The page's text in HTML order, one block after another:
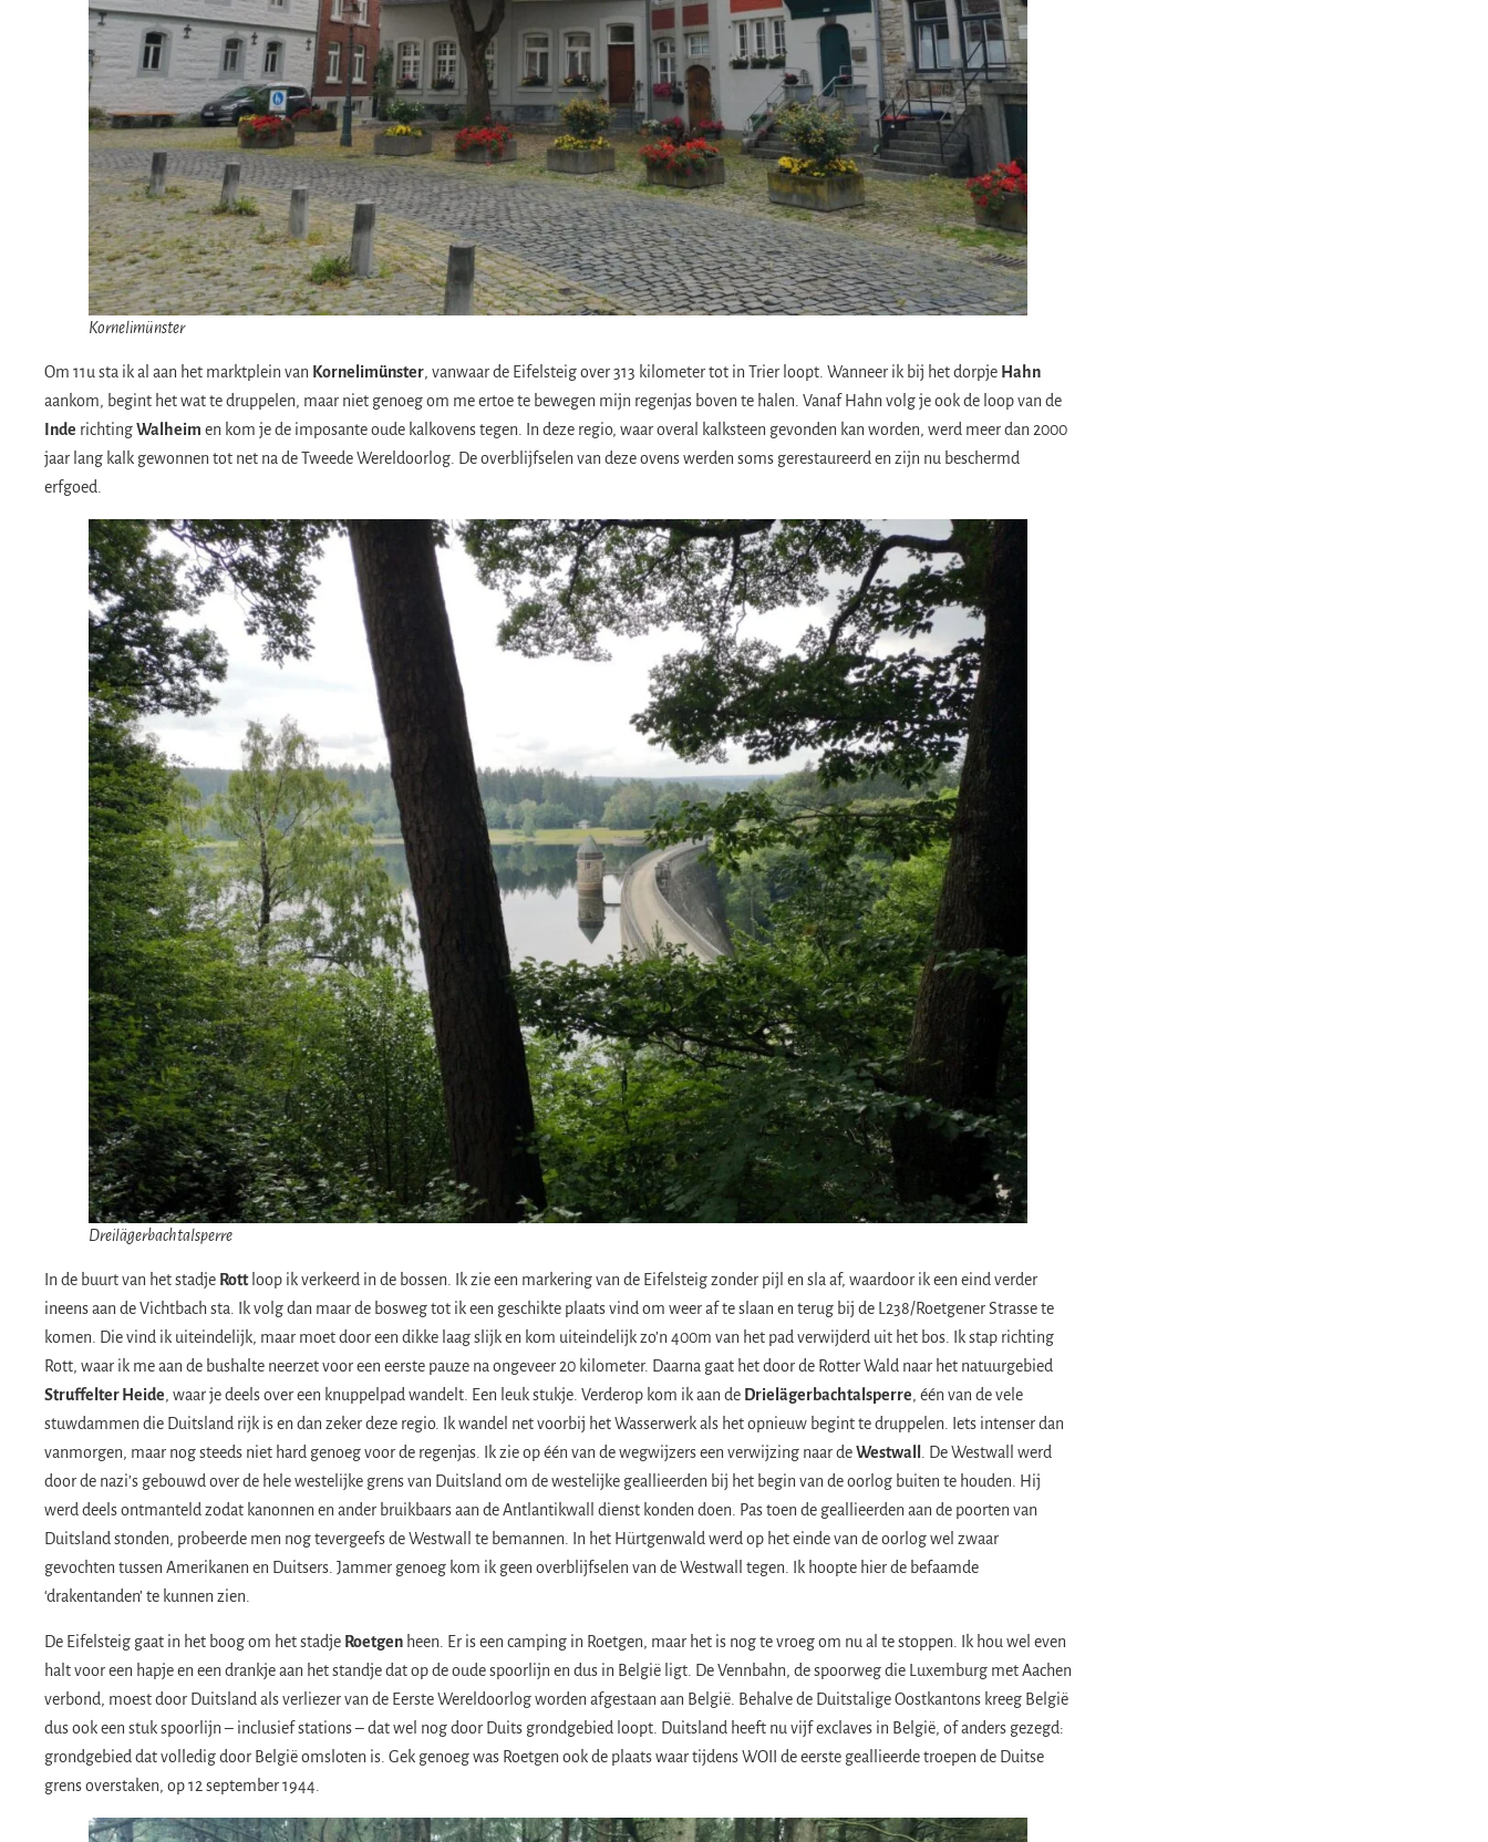
Kornelimünster
​Om 11u sta ik al aan het marktplein van Kornelimünster, vanwaar de Eifelsteig over 313 kilometer tot in Trier loopt. Wanneer ik bij het dorpje Hahn
aankom, begint het wat te druppelen, maar niet genoeg om me ertoe te bewegen mijn regenjas boven te halen. Vanaf Hahn volg je ook de loop van de
Inde richtingWalheim en kom je de imposante oude kalkovens tegen. In deze regio, waar overal kalksteen gevonden kan worden, werd meer dan 2000
jaar lang kalk gewonnen tot net na de Tweede Wereldoorlog. De overblijfselen van deze ovens werden soms gerestaureerd en zijn nu beschermd
erfgoed. ​
Dreilägerbachtalsperre
In de buurt van het stadje Rottloop ik verkeerd in de bossen. Ik zie een markering van de Eifelsteig zonder pijl en sla af, waardoor ik een eind verder
ineens aan de Vichtbach sta. Ik volg dan maar de bosweg tot ik een geschikte plaats vind om weer af te slaan en terug bij de L238/Roetgener Strasse te
komen. Die vind ik uiteindelijk, maar moet door een dikke laag slijk en kom uiteindelijk zo’n 400m van het pad verwijderd uit het bos. Ik stap richting
Rott, waar ik me aan de bushalte neerzet voor een eerste pauze na ongeveer 20 kilometer. Daarna gaat het door de Rotter Wald naar het natuurgebied
Struffelter Heide, waar je deels over een knuppelpad wandelt. Een leuk stukje. Verderop kom ik aan de Drielägerbachtalsperre, één van de vele
stuwdammen die Duitsland rijk is en dan zeker deze regio. Ik wandel net voorbij het Wasserwerk als het opnieuw begint te druppelen. Iets intenser dan
vanmorgen, maar nog steeds niet hard genoeg voor de regenjas. Ik zie op één van de wegwijzers een verwijzing naar deWestwall . De Westwall werd
door de nazi’s gebouwd over de hele westelijke grens van Duitsland om de westelijke geallieerden bij het begin van de oorlog buiten te houden. Hij
werd deels ontmanteld zodat kanonnen en ander bruikbaars aan de Antlantikwall dienst konden doen. Pas toen de geallieerden aan de poorten van
Duitsland stonden, probeerde men nog tevergeefs de Westwall te bemannen. In het Hürtgenwald werd op het einde van de oorlog wel zwaar
gevochten tussen Amerikanen en Duitsers. Jammer genoeg kom ik geen overblijfselen van de Westwall tegen. Ik hoopte hier de befaamde
‘drakentanden’ te kunnen zien.
​De Eifelsteig gaat in het boog om het stadje Roetgen heen. Er is een camping in Roetgen, maar het is nog te vroeg om nu al te stoppen. Ik hou wel even
halt voor een hapje en een drankje aan het standje dat op de oude spoorlijn en dus in België ligt. De Vennbahn, de spoorweg die Luxemburg met Aachen
verbond, moest door Duitsland als verliezer van de Eerste Wereldoorlog worden afgestaan aan België. Behalve de Duitstalige Oostkantons kreeg België
dus ook een stuk spoorlijn – inclusief stations – dat wel nog door Duits grondgebied loopt. Duitsland heeft nu vijf exclaves in België, of anders gezegd:
grondgebied dat volledig door België omsloten is. Gek genoeg was Roetgen ook de plaats waar tijdens WOII de eerste geallieerde troepen de Duitse
grens overstaken, op 12 september 1944.